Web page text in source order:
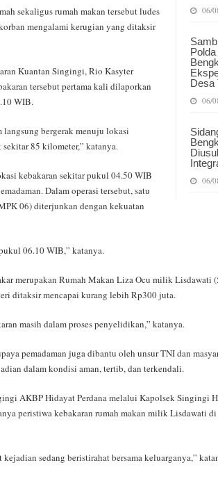
06/
Desa
06/
06/
sekaligus rumah makan tersebut ludes
mengalami kerugian yang ditaksir
Kuantan Singingi, Rio Kasyter
tersebut pertama kali dilaporkan
WIB.
langsung bergerak menuju lokasi
85 kilometer,” katanya.
kebakaran sekitar pukul 04.50 WIB
Dalam operasi tersebut, satu
06) diterjunkan dengan kekuatan
06.10 WIB,” katanya.
merupakan Rumah Makan Liza Ocu milik Lisdawati
ditaksir mencapai kurang lebih Rp300 juta.
masih dalam proses penyelidikan,” katanya.
pemadaman juga dibantu oleh unsur TNI dan
dalam kondisi aman, tertib, dan terkendali.
AKBP Hidayat Perdana melalui Kapolsek Singingi
peristiwa kebakaran rumah makan milik Lisdawati di
sedang beristirahat bersama keluarganya,”